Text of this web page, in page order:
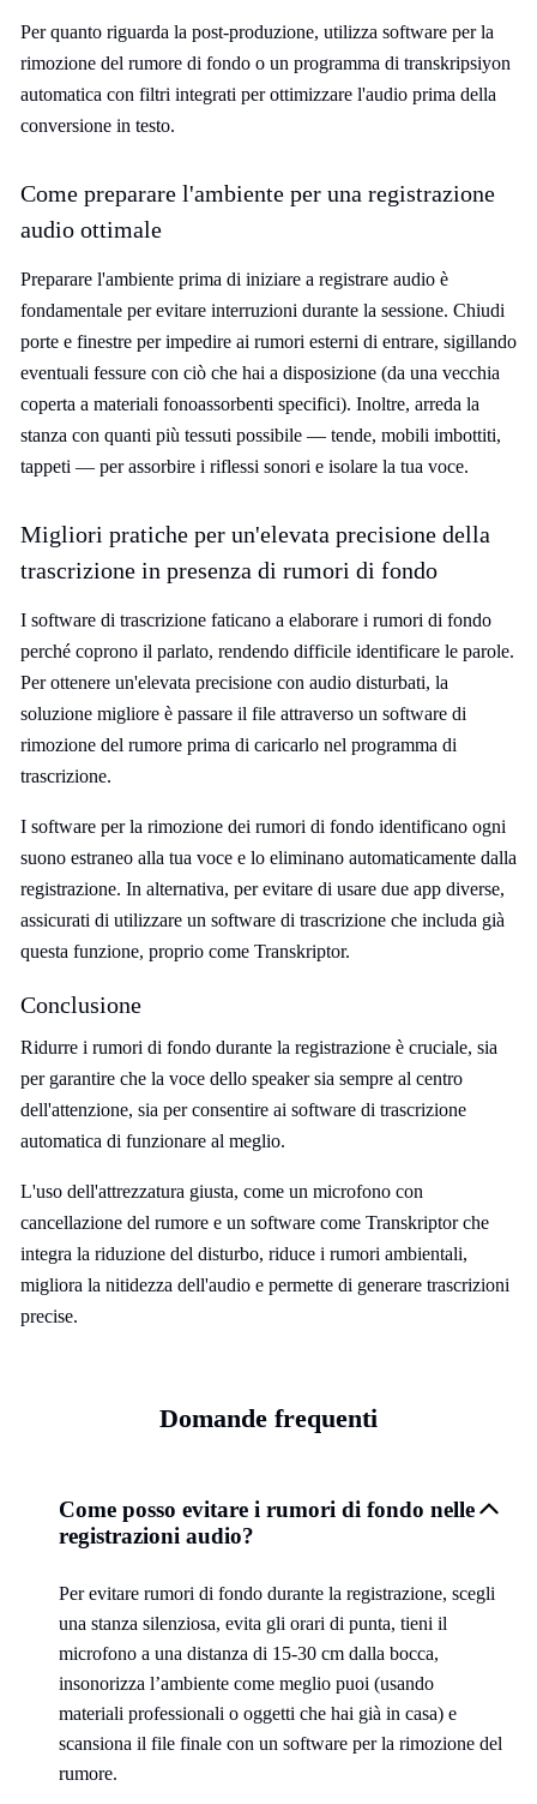
Per quanto riguarda la post-produzione, utilizza software per la
rimozione del rumore di fondo o un programma di transkripsiyon
automatica con filtri integrati per ottimizzare l'audio prima della
conversione in testo.
Come preparare l'ambiente per una registrazione
audio ottimale
Preparare l'ambiente prima di iniziare a registrare audio è
fondamentale per evitare interruzioni durante la sessione. Chiudi
porte e finestre per impedire ai rumori esterni di entrare, sigillando
eventuali fessure con ciò che hai a disposizione (da una vecchia
coperta a materiali fonoassorbenti specifici). Inoltre, arreda la
stanza con quanti più tessuti possibile — tende, mobili imbottiti,
tappeti — per assorbire i riflessi sonori e isolare la tua voce.
Migliori pratiche per un'elevata precisione della
trascrizione in presenza di rumori di fondo
I software di trascrizione faticano a elaborare i rumori di fondo
perché coprono il parlato, rendendo difficile identificare le parole.
Per ottenere un'elevata precisione con audio disturbati, la
soluzione migliore è passare il file attraverso un software di
rimozione del rumore prima di caricarlo nel programma di
trascrizione.
I software per la rimozione dei rumori di fondo identificano ogni
suono estraneo alla tua voce e lo eliminano automaticamente dalla
registrazione. In alternativa, per evitare di usare due app diverse,
assicurati di utilizzare un software di trascrizione che includa già
questa funzione, proprio come Transkriptor.
Conclusione
Ridurre i rumori di fondo durante la registrazione è cruciale, sia
per garantire che la voce dello speaker sia sempre al centro
dell'attenzione, sia per consentire ai software di trascrizione
automatica di funzionare al meglio.
L'uso dell'attrezzatura giusta, come un microfono con
cancellazione del rumore e un software come Transkriptor che
integra la riduzione del disturbo, riduce i rumori ambientali,
migliora la nitidezza dell'audio e permette di generare trascrizioni
precise.
Domande frequenti
Come posso evitare i rumori di fondo nelle
registrazioni audio?
Per evitare rumori di fondo durante la registrazione, scegli
una stanza silenziosa, evita gli orari di punta, tieni il
microfono a una distanza di 15-30 cm dalla bocca,
insonorizza l’ambiente come meglio puoi (usando
materiali professionali o oggetti che hai già in casa) e
scansiona il file finale con un software per la rimozione del
rumore.